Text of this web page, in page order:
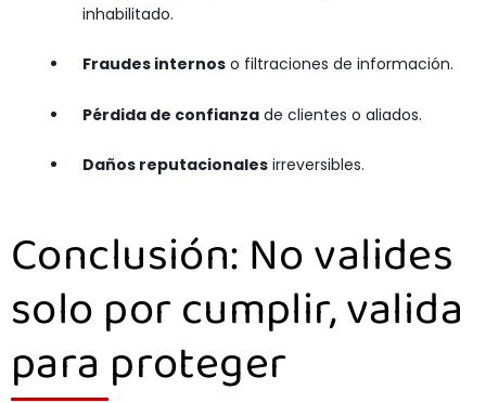
inhabilitado.
Fraudes internos o filtraciones de información.
Pérdida de confianza de clientes o aliados.
Daños reputacionales irreversibles.
Conclusión: No valides
solo por cumplir, valida
para proteger